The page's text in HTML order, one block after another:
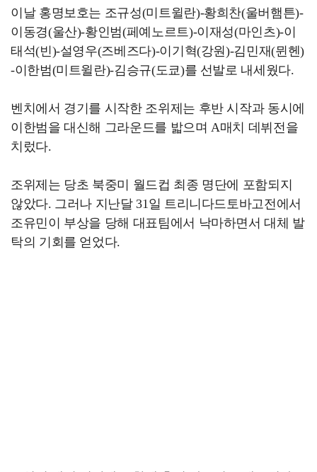
이날 홍명보호는 조규성(미트윌란)-황희찬(울버햄튼)-
이동경(울산)-황인범(페예노르트)-이재성(마인츠)-이
태석(빈)-설영우(즈베즈다)-이기혁(강원)-김민재(뮌헨)
-이한범(미트윌란)-김승규(도쿄)를 선발로 내세웠다.
벤치에서 경기를 시작한 조위제는 후반 시작과 동시에
이한범을 대신해 그라운드를 밟으며 A매치 데뷔전을
치렀다.
조위제는 당초 북중미 월드컵 최종 명단에 포함되지
않았다. 그러나 지난달 31일 트리니다드토바고전에서
조유민이 부상을 당해 대표팀에서 낙마하면서 대체 발
탁의 기회를 얻었다.